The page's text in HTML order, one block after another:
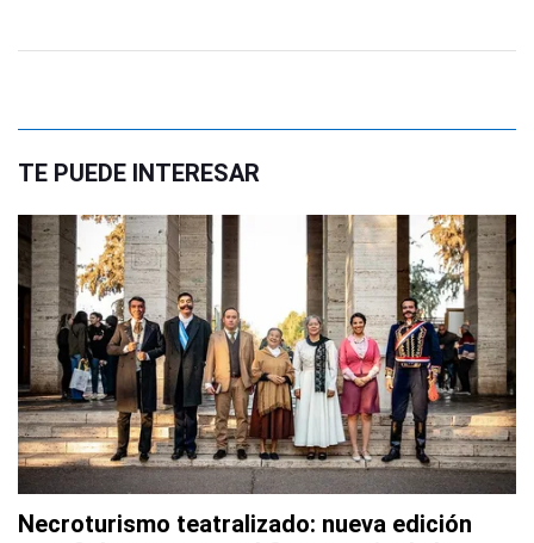
TE PUEDE INTERESAR
Necroturismo teatralizado: nueva edición